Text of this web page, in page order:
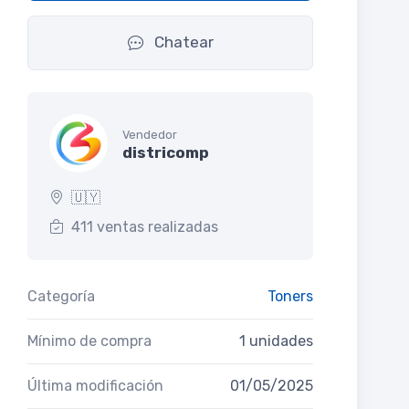
Chatear
Vendedor
districomp
🇺🇾
411 ventas realizadas
Categoría Toners
Mínimo de compra 1 unidades
Última modificación 01/05/2025